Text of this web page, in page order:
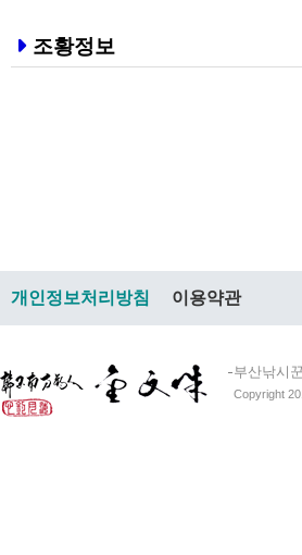
조황정보
개인정보처리방침 이용약관
부산낚시
Copyright